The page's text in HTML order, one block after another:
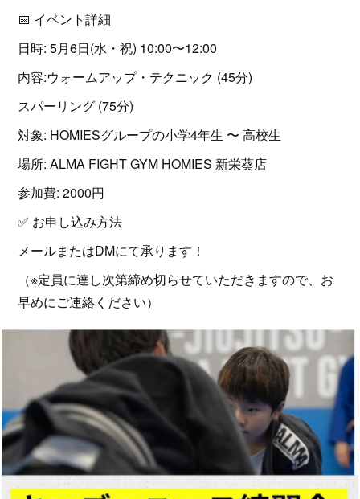
​📅 イベント詳細
​日時: 5月6日(水・祝) 10:00〜12:00
​内容:​ウォームアップ・テクニック (45分)
​スパーリング (75分)
​対象: HOMIESグループの小学4年生 〜 高校生
​場所: ALMA FIGHT GYM HOMIES 新栄葵店
​参加費: 2000円
​✅ お申し込み方法
​メールまたはDMにて承ります！
（※定員に達し次第締め切らせていただきますので、お
早めにご連絡ください）